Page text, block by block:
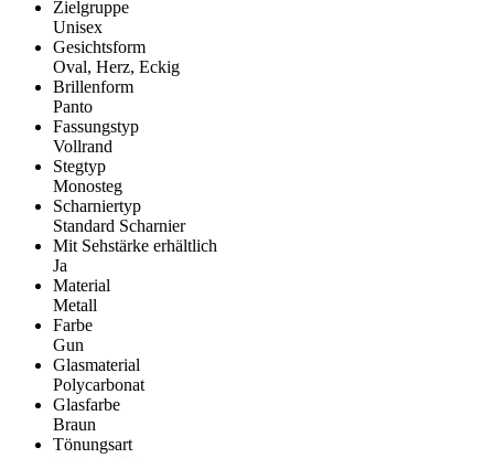
Zielgruppe
Unisex
Gesichtsform
Oval, Herz, Eckig
Brillenform
Panto
Fassungstyp
Vollrand
Stegtyp
Monosteg
Scharniertyp
Standard Scharnier
Mit Sehstärke erhältlich
Ja
Material
Metall
Farbe
Gun
Glasmaterial
Polycarbonat
Glasfarbe
Braun
Tönungsart